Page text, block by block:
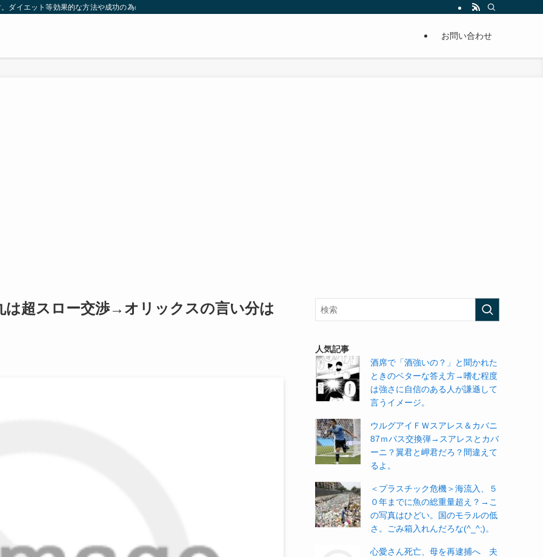
ダイエット等効果的な方法や成功の為の秘訣等。太ったり悩んでいる方々が簡単に痩せることが出来るように分かりやすくまとめています。
お問い合わせ
は超スロー交渉→オリックスの言い分は
人気記事
酒席で「酒強いの？」と聞かれた
ときのベターな答え方→嗜む程度
は強さに自信のある人が謙遜して
言うイメージ。
ウルグアイＦＷスアレス＆カバニ
87ｍパス交換弾→スアレスとカバ
ーニ？翼君と岬君だろ？間違えて
るよ。
＜プラスチック危機＞海流入、５
０年までに魚の総重量超え？→こ
の写真はひどい。国のモラルの低
さ。ごみ箱入れんだろな(^_^;)。
心愛さん死亡、母を再逮捕へ 夫